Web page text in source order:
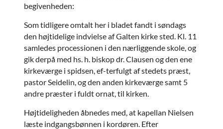
begivenheden:
Som tidligere omtalt her i bladet fandt i søndags
den højtidelige indvielse af Galten kirke sted. Kl. 11
samledes processionen i den nærliggende skole, og
gik derpå med hs. h. biskop dr. Clausen og den ene
kirkeværge i spidsen, ef-terfulgt af stedets præst,
pastor Seidelin, og den anden kirkeværge samt 5
andre præster i fuldt ornat, til kirken.
Højtideligheden åbnedes med, at kapellan Nielsen
læste indgangsbønnen i kordøren. Efter